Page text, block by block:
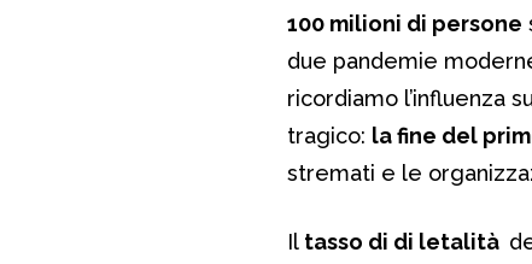
100 milioni di persone
due pandemie
ricordiamo l’influenza
tragico: la fine del
stremati e le
Il tasso di di letalità